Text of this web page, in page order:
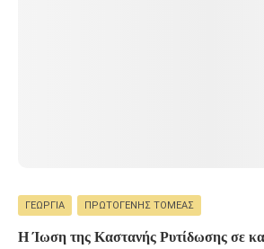
ΓΕΩΡΓΊΑ ΠΡΩΤΟΓΕΝΉΣ ΤΟΜΈΑΣ
Η Ίωση της Καστανής Ρυτίδωσης σε